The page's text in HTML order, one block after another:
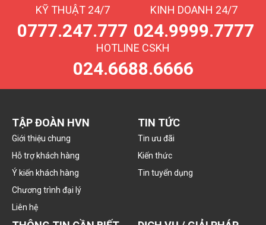
KỸ THUẬT 24/7
0777.247.777
KINH DOANH 24/7
024.9999.7777
HOTLINE CSKH
024.6688.6666
TẬP ĐOÀN HVN
Giới thiệu chung
Hỗ trợ khách hàng
Ý kiến khách hàng
Chương trình đại lý
Liên hệ
TIN TỨC
Tin ưu đãi
Kiến thức
Tin tuyển dụng